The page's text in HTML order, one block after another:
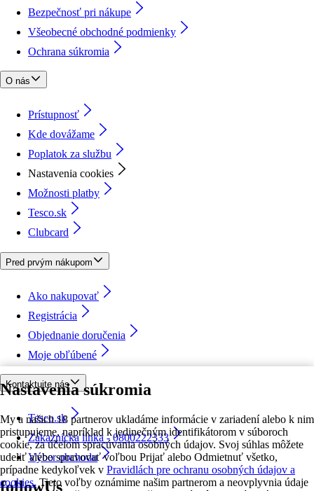
Nastavenia súkromia
My a našich 18 partnerov ukladáme informácie v zariadení alebo k nim
pristupujeme, napríklad k jedinečným identifikátorom v súboroch
cookie, za účelom spracúvania osobných údajov. Svoj súhlas môžete
udeliť alebo spravovať voľbou Prijať alebo Odmietnuť všetko,
prípadne kedykoľvek v Pravidlách pre ochranu osobných údajov a
cookies. Tieto voľby oznámime našim partnerom a neovplyvnia údaje
Bezpečnosť pri nákupe
Všeobecné obchodné podmienky
Ochrana súkromia
O nás
Prístupnosť
Kde dovážame
Poplatok za službu
Nastavenia cookies
Možnosti platby
Tesco.sk
Clubcard
Pred prvým nákupom
Ako nakupovať
Registrácia
Objednanie doručenia
Moje obľúbené
Kontaktujte nás
Tesco.sk
Zákaznícka linka - 0800222333
Výber obchodu
followUs